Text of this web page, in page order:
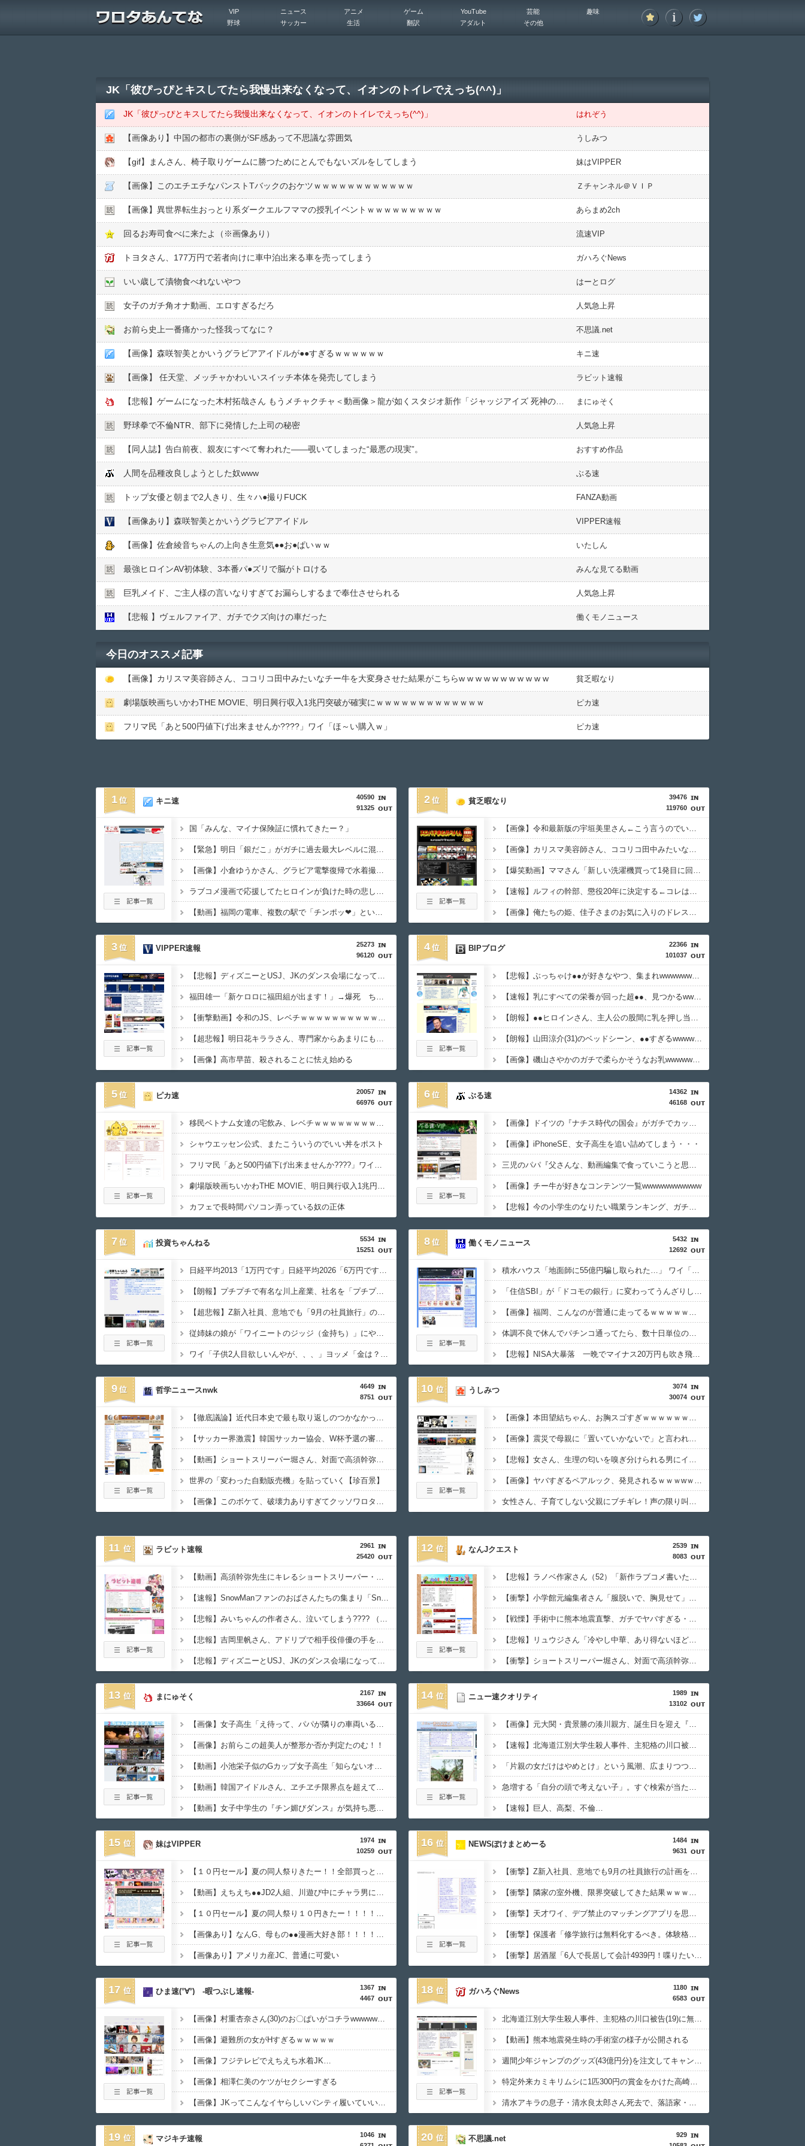
VIP ニュース アニメ ゲーム YouTube 芸能
趣味
野球
サッカー 生活 翻訳 アダルト その他
JK「彼ぴっぴとキスしてたら我慢出来なくなって、イオンのトイレでえっち(^^)」
JK「彼ぴっぴとキスしてたら我慢出来なくなって、イオンのトイレでえっち(^^)」 はれぞう
【画像あり】中国の都市の裏側がSF感あって不思議な雰囲気 うしみつ
【gif】まんさん、椅子取りゲームに勝つためにとんでもないズルをしてしまう 妹はVIPPER
【画像】このエチエチなパンストTバックのおケツｗｗｗｗｗｗｗｗｗｗｗｗ Ｚチャンネル＠ＶＩＰ
【画像】異世界転生おっとり系ダークエルフママの授乳イベントｗｗｗｗｗｗｗｗｗ あらまめ2ch
回るお寿司食べに来たよ（※画像あり） 流速VIP
トヨタさん、177万円で若者向けに車中泊出来る車を売ってしまう ガハろぐNews
いい歳して漬物食べれないやつ はーとログ
女子のガチ角オナ動画、エロすぎるだろ 人気急上昇
お前ら史上一番痛かった怪我ってなに？ 不思議.net
【画像】森咲智美とかいうグラビアアイドルが●●すぎるｗｗｗｗｗｗ キニ速
【画像】 任天堂、メッチャかわいいスイッチ本体を発売してしまう ラビット速報
まにゅそく
野球拳で不倫NTR、部下に発情した上司の秘密 人気急上昇
【同人誌】告白前夜、親友にすべて奪われた――覗いてしまった“最悪の現実”。 おすすめ作品
人間を品種改良しようとした奴www ぶる速
トップ女優と朝まで2人きり、生々ハ●︎撮りFUCK FANZA動画
【画像あり】森咲智美とかいうグラビアアイドル VIPPER速報
【画像】佐倉綾音ちゃんの上向き生意気●●お●ぱいｗｗ いたしん
最強ヒロインAV初体験、3本番パ●︎ズリで脳がトロける みんな見てる動画
巨乳メイド、ご主人様の言いなりすぎてお漏らしするまで奉仕させられる 人気急上昇
【悲報 】ヴェルファイア、ガチでクズ向けの車だった 働くモノニュース
今日のオススメ記事
【画像】カリスマ美容師さん、ココリコ田中みたいなチー牛を大変身させた結果がこちらw w w w w w w w w w w 貧乏暇なり
劇場版映画ちいかわTHE MOVIE、明日興行収入1兆円突破が確実にｗｗｗｗｗｗｗｗｗｗｗｗｗ ピカ速
フリマ民「あと500円値下げ出来ませんか????」ワイ「ほ～い購入ｗ」 ピカ速
1
40590
91325
キニ速
国「みんな、マイナ保険証に慣れてきたー？」
【緊急】明日「銀だこ」がガチに過去最大レベルに混みそうwwwwwwwwwwwwwwwwwwwwwwwwww
【画像】小倉ゆうかさん、グラビア電撃復帰で水着撮影ｗｗｗｗｗｗ
ラブコメ漫画で応援してたヒロインが負けた時の悲しさは異常
【動画】福岡の電車、複数の駅で「チンポッ❤」というアナウンスが流れ大騒ぎwwwwwwwww
2
39476
119760
貧乏暇なり
【画像】令和最新版の宇垣美里さん←こう言うのでいいんだよが目一杯詰まってると話題にw w w w w w w w w
【画像】カリスマ美容師さん、ココリコ田中みたいなチー牛を大変身させた結果がこちらw w w w w w w w w w w
【爆笑動画】ママさん「新しい洗濯機買って1発目に回したらコレw」←こwれwはw w w w w w w w w w
【速報】ルフィの幹部、懲役20年に決定する←コレは妥当か？？？？？？？
【画像】俺たちの姫、佳子さまのお気に入りのドレスがこちらです←コレは可愛過ぎるw w w w w w w w
3
25273
96120
VIPPER速報
【悲報】ディズニーとUSJ、JKのダンス会場になってしまうｗｗｗｗｗ
福田雄一「新ケロロに福田組が出ます！」→爆死 ちいかわの監督「原作に忠実に」→爆売れ
【衝撃動画】令和のJS、レベチｗｗｗｗｗｗｗｗｗｗｗｗｗｗｗｗｗｗｗｗｗｗｗｗｗｗｗｗｗｗ
【超悲報】明日花キララさん、専門家からあまりにも非情な一言を告げられる
【画像】高市早苗、殺されることに怯え始める
4
22366
101037
BIPブログ
【悲報】ぶっちゃけ●●が好きなやつ、集まれwwwwwwwwwwwww
【速報】乳にすべての栄養が回った超●●、見つかるwwwwww
【朗報】●●ヒロインさん、主人公の股間に乳を押し当ててしまうwwwww
【朗報】山田涼介(31)のベッドシーン、●●すぎるwwwwwww
【画像】磯山さやかのガチで柔らかそうなお乳wwwwwww
5
20057
66976
ピカ速
移民ベトナム女達の宅飲み、レベチｗｗｗｗｗｗｗｗｗｗｗｗｗｗｗｗｗｗｗｗｗｗｗｗ
シャウエッセン公式、またこういうのでいい丼をポスト
フリマ民「あと500円値下げ出来ませんか????」ワイ「ほ～い購入ｗ」
劇場版映画ちいかわTHE MOVIE、明日興行収入1兆円突破が確実にｗｗｗｗｗｗｗｗｗｗｗｗｗ
カフェで長時間パソコン弄っている奴の正体
6
14362
46168
ぶる速
【画像】ドイツの『ナチス時代の国会』がガチでカッコ良すぎるwwwwwww
【画像】iPhoneSE、女子高生を追い詰めてしまう・・・
三児のパパ『父さんな、動画編集で食っていこうと思うんだ』→結果
【画像】チー牛が好きなコンテンツ一覧wwwwwwwwwww
【悲報】今の小学生のなりたい職業ランキング、ガチで終わる
7
5534
15251
投資ちゃんねる
日経平均2013「1万円です」日経平均2026「6万円です」←これは年収爆上がりしたんやろなぁ・・・
【朗報】プチプチで有名な川上産業、社名を「プチプチ株式会社」に変更ｗｗｗｗｗ
【超悲報】Z新入社員、意地でも「9月の社員旅行」の計画をやらないｗｗｗｗｗ
従姉妹の娘が「ワイニートのジッジ（金持ち）」にやたら会いに来る理由ｗｗｗｗｗ
ワイ「子供2人目欲しいんやが、、、」ヨッメ「金は？育児は？私の仕事は？キャリアは？」
8
5432
12692
働くモノニュース
積水ハウス「地面師に55億円騙し取られた…」 ワイ「はえーかわいそう…会社滅茶苦茶やろなぁ」
「住信SBI」が「ドコモの銀行」に変わってうんざりしてるやつｗｗｗｗｗｗｗ
【画像】福岡、こんなのが普通に走ってるｗｗｗｗｗｗｗｗｗｗｗｗｗｗｗｗ
体調不良で休んでパチンコ通ってたら、数十日単位の証拠写真撮られて会社クビになった
【悲報】NISA大暴落 一晩でマイナス20万円も吹き飛んだもよう
9
4649
8751
哲学ニュースnwk
【徹底議論】近代日本史で最も取り返しのつかなかった失敗って何？
【サッカー界激震】韓国サッカー協会、W杯予選の審判に“性接待”していたことが発覚 協会カードの決済明細まで見つかる
【動画】ショートスリーパー堀さん、対面で高須幹弥にキレる ← 睡眠は大事だと話題
世界の「変わった自動販売機」を貼っていく【珍百景】
【画像】このボケて、破壊力ありすぎてクッソワロタｗｗｗｗｗｗｗｗｗ
10
3074
30074
うしみつ
【画像】本田望結ちゃん、お胸スゴすぎｗｗｗｗｗｗｗｗｗ
【画像】震災で母親に「置いていかないで」と言われて置いていった娘⇒！！
【悲報】女さん、生理の匂いを嗅ぎ分けられる男にイライラ⇒ｗｗｗ
【画像】ヤバすぎるペアルック、発見されるｗｗｗwｗｗｗｗｗｗｗｗｗ
女性さん、子育てしない父親にブチギレ！声の限り叫ぶ！！→ｗｗｗｗ
11
2961
25420
ラビット速報
【動画】高須幹弥先生にキレるショートスリーパー・堀大輔氏が怖いと話題にｗｗｗｗｗｗｗｗｗｗｗ
【速報】SnowManファンのおばさんたちの集まり「Snow Woman」、ライブ開催決定！！（※動画あり）
【悲報】みいちゃんの作者さん、泣いてしまう???? （※画像あり）
【悲報】吉岡里帆さん、アドリブで相手役俳優の手を取りお胸に押し当てる（※画像あり）
【悲報】ディズニーとUSJ、JKのダンス会場になってしまう （※動画あり）
12
2539
8083
なんJクエスト
【悲報】ラノベ作家さん（52）「新作ラブコメ書いたぞ！ｗ」X民さん「いい歳こいてラブコメ（笑）恥ずかしくないの？」ｗｗｗｗｗｗｗｗｗｗ
【衝撃】小学館元編集者さん「服脱いで、胸見せて」グラビア志望女性に過激要求・・・・・・・・・
【戦慄】手術中に熊本地震直撃、ガチでヤバすぎる・・・・・・・・・
【悲報】リュウジさん「冷やし中華、あり得ないほどダルい」ｗｗｗｗｗｗｗｗｗｗ
【衝撃】ショートスリーパー堀さん、対面で高須幹弥さんにキレるｗｗｗｗｗｗｗｗｗｗ
13
2167
33664
まにゅそく
【画像】女子高生「え待って、パパが隣りの車両いる。。。」
【画像】お前らこの超美人が整形か否か判定たのむ！！
【動画】小池栄子似のGカップ女子高生「知らないオジさんに襲われてオッパイ揉まれた」
【動画】韓国アイドルさん、ヱチヱチ限界点を超えてしまう
【動画】女子中学生の『チン媚びダンス』が気持ち悪い????
14
1989
13102
ニュー速クオリティ
【画像】元大関・貴景勝の湊川親方、誕生日を迎え『誰！？』と話題にｗｗｗ
【速報】北海道江別大学生殺人事件、主犯格の川口被告(19)に無期懲役の判決・・・
「片親の女だけはやめとけ」という風潮、広まりつつある・・・
急増する「自分の頭で考えない子」。すぐ検索が当たり前に 「タイパ」至上主義・・・
【速報】巨人、高梨、不倫…
15
1974
10259
妹はVIPPER
【１０円セール】夏の同人祭りきたー！！全部買っとけwwww
【動画】えちえち●●JD2人組、川遊び中にチャラ男にナンパされるｗ
【１０円セール】夏の同人祭り１０円きたー！！！！！！！！！
【画像あり】なんG、母もの●●漫画大好き部！！！！！！
【画像あり】アメリカ産JC、普通に可愛い
16
1484
9631
NEWSぽけまとめーる
【衝撃】Z新入社員、意地でも9月の社員旅行の計画をやらない・・・・・
【衝撃】隣家の室外機、限界突破してきた結果ｗｗｗｗｗ(※画像あり)
【衝撃】天才ワイ、デブ禁止のマッチングアプリを思いつくｗｗｗｗｗ
【衝撃】保護者「修学旅行は無料化するべき。体験格差を放置するのか」←これｗｗｗｗｗ
【衝撃】居酒屋「6人で長居して会計4939円！喋りたいだけなら公園に行ってくれ（怒」←これｗｗｗｗｗ(※画像あり)
17
1367
4467
ひま速(°∀°) -暇つぶし速報-
【画像】村重杏奈さん(30)のお〇ぱいがコチラwwwwwwwwwwww
【画像】避難所の女がHすぎるｗｗｗｗｗ
【画像】フジテレビでえちえち水着JK…
【画像】相澤仁美のケツがセクシーすぎる
【画像】JKってこんなイヤらしいパンティ履いていいの？ｗｗｗｗｗ
18
1180
6583
ガハろぐNews
北海道江別大学生殺人事件、主犯格の川口被告(19)に無期懲役の判決
【動画】熊本地震発生時の手術室の様子が公開される
週間少年ジャンプのグッズ(43億円分)を注文してキャンセルした32歳女が逮捕
特定外来カミキリムシに1匹300円の賞金をかけた高崎市、初日に1170匹持ち込まれる
清水アキラの息子・清水良太郎さん死去で、落語家・柳家小はだが「いじめ」「暴行」被害告発
19
1046
マジキチ速報 20
929
不思議.net